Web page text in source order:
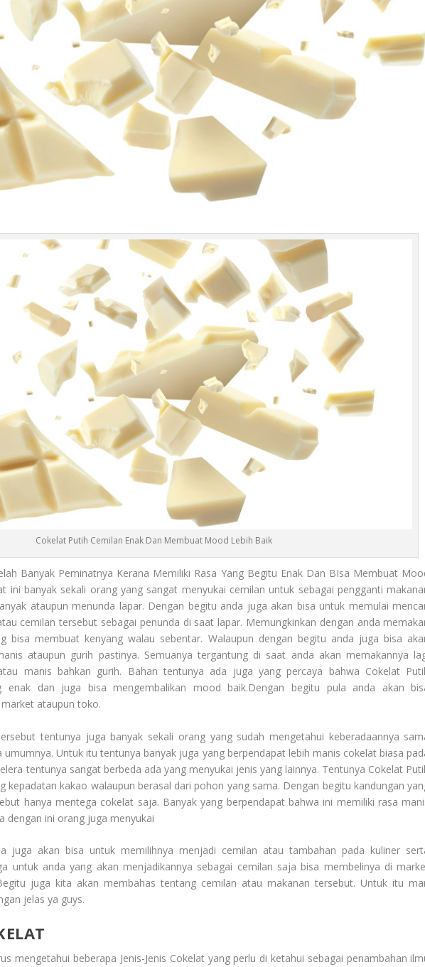
Cokelat Putih Cemilan Enak Dan Membuat Mood Lebih Baik
Banyak Peminatnya Kerana Memiliki Rasa Yang Begitu Enak Dan BIsa Membuat
ini banyak sekali orang yang sangat menyukai cemilan untuk sebagai pengganti
ataupun menunda lapar. Dengan begitu anda juga akan bisa untuk memulai
cemilan tersebut sebagai penunda di saat lapar. Memungkinkan dengan anda
bisa membuat kenyang walau sebentar. Walaupun dengan begitu anda juga bisa
ataupun gurih pastinya. Semuanya tergantung di saat anda akan memakannya
manis bahkan gurih. Bahan tentunya ada juga yang percaya bahwa Cokelat
enak dan juga bisa mengembalikan mood baik.Dengan begitu pula anda akan
ataupun toko.
tentunya juga banyak sekali orang yang sudah mengetahui keberadaannya
umumnya. Untuk itu tentunya banyak juga yang berpendapat lebih manis cokelat biasa
tentunya sangat berbeda ada yang menyukai jenis yang lainnya. Tentunya Cokelat
kepadatan kakao walaupun berasal dari pohon yang sama. Dengan begitu kandungan
hanya mentega cokelat saja. Banyak yang berpendapat bahwa ini memiliki rasa
dengan ini orang juga menyukai
juga akan bisa untuk memilihnya menjadi cemilan atau tambahan pada kuliner
untuk anda yang akan menjadikannya sebagai cemilan saja bisa membelinya di
juga kita akan membahas tentang cemilan atau makanan tersebut. Untuk itu
jelas ya guys.
mengetahui beberapa Jenis-Jenis Cokelatyang perlu di ketahui sebagai penambahan